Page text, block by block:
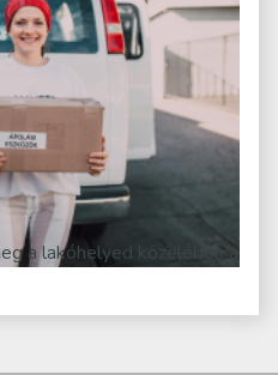
a lakóhelyed közelében a